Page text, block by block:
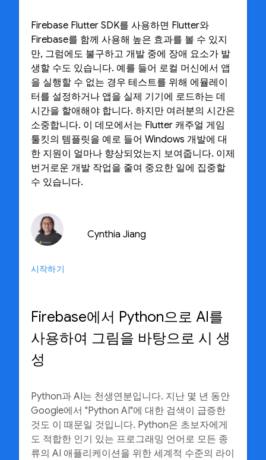
Firebase Flutter SDK를 사용하면 Flutter와
Firebase를 함께 사용해 높은 효과를 볼 수 있지
만, 그럼에도 불구하고 개발 중에 장애 요소가 발
생할 수도 있습니다. 예를 들어 로컬 머신에서 앱
을 실행할 수 없는 경우 테스트를 위해 에뮬레이
터를 설정하거나 앱을 실제 기기에 로드하는 데
시간을 할애해야 합니다. 하지만 여러분의 시간은
소중합니다. 이 데모에서는 Flutter 캐주얼 게임
툴킷의 템플릿을 예로 들어 Windows 개발에 대
한 지원이 얼마나 향상되었는지 보여줍니다. 이제
번거로운 개발 작업을 줄여 중요한 일에 집중할
수 있습니다.
Cynthia Jiang
시작하기
Firebase에서 Python으로 AI를
사용하여 그림을 바탕으로 시 생
성
Python과 AI는 천생연분입니다. 지난 몇 년 동안
Google에서 "Python AI"에 대한 검색이 급증한
것도 이 때문일 것입니다. Python은 초보자에게
도 적합한 인기 있는 프로그래밍 언어로 모든 종
류의 AI 애플리케이션을 위한 세계적 수준의 라이